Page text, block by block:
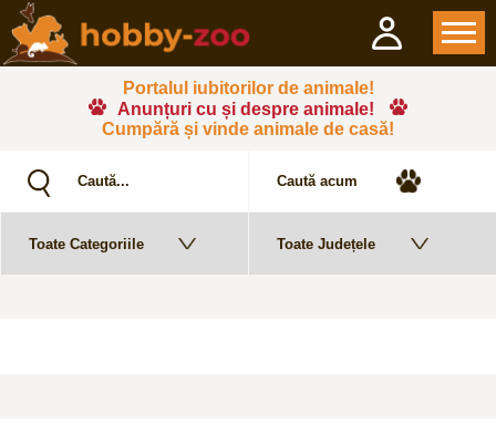
Portalul iubitorilor de animale!
Anunțuri cu și despre animale!
Cumpără și vinde animale de casă!